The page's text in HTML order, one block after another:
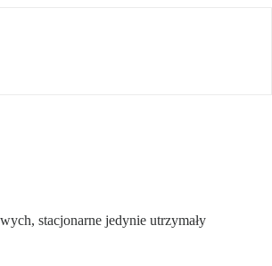
stacjonarne jedynie utrzymały